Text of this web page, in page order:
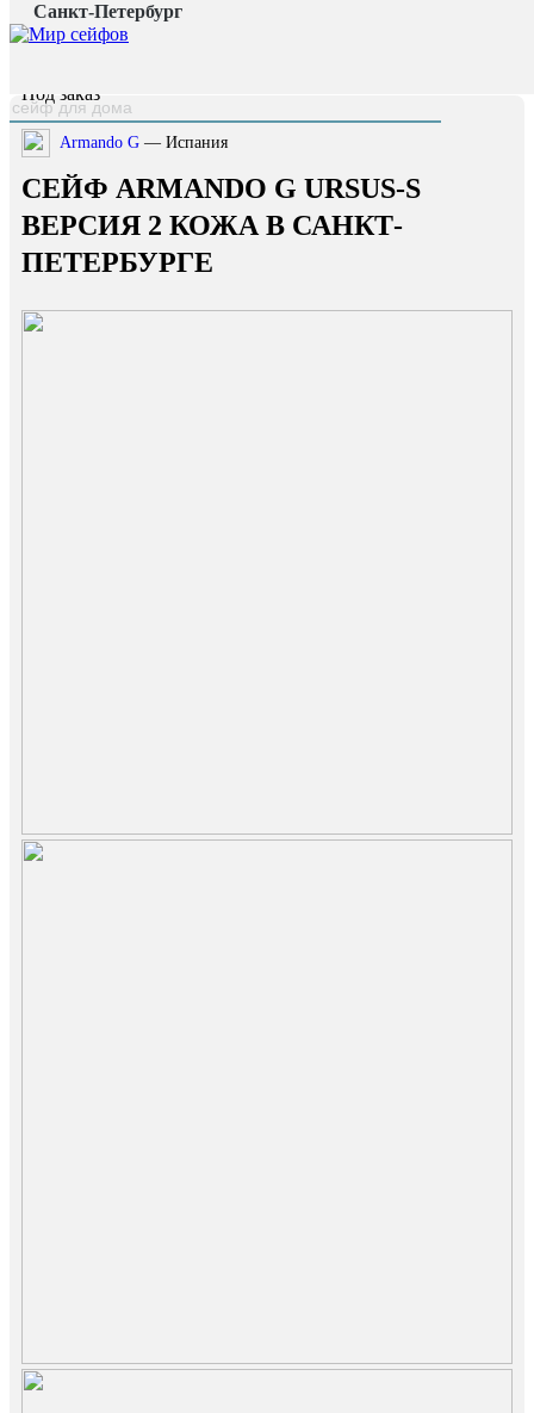
Санкт-Петербург
Главная страница /
Каталог /
Под заказ
Armando G — Испания
СЕЙФ ARMANDO G URSUS-S
ВЕРСИЯ 2 КОЖА В САНКТ-
ПЕТЕРБУРГЕ